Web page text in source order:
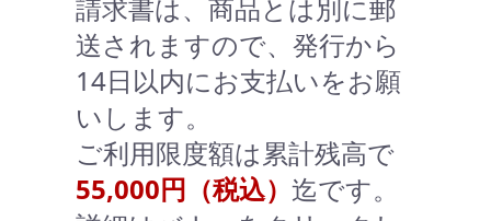
請求書は、商品とは別に郵
送されますので、発行から
14日以内にお支払いをお願
いします。
ご利用限度額は累計残高で
55,000円（税込） 迄です。